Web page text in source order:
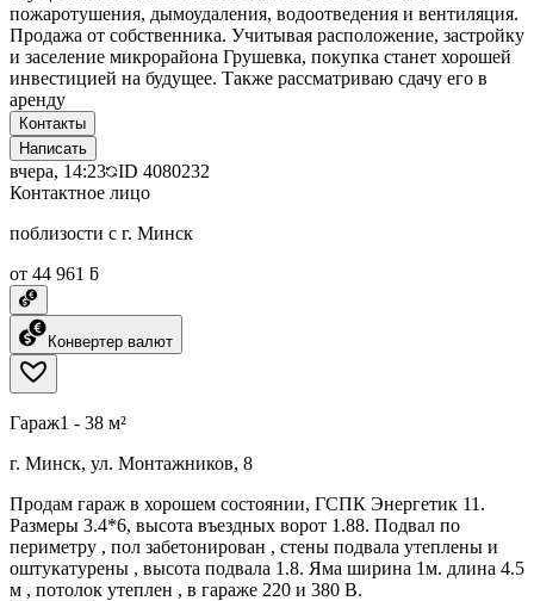
пожаротушения, дымоудаления, водоотведения и вентиляция.
Продажа от собственника. Учитывая расположение, застройку
и заселение микрорайона Грушевка, покупка станет хорошей
инвестицией на будущее. Также рассматриваю сдачу его в
аренду
Контакты
Написать
вчера, 14:23 ID 4080232
Контактное лицо
поблизости с г. Минск
от 44 961 ƃ
Конвертер валют
Гараж1 - 38 м²
г. Минск, ул. Монтажников, 8
Продам гараж в хорошем состоянии, ГСПК Энергетик 11.
Размеры 3.4*6, высота въездных ворот 1.88. Подвал по
периметру , пол забетонирован , стены подвала утеплены и
оштукатурены , высота подвала 1.8. Яма ширина 1м. длина 4.5
м , потолок утеплен , в гараже 220 и 380 В.